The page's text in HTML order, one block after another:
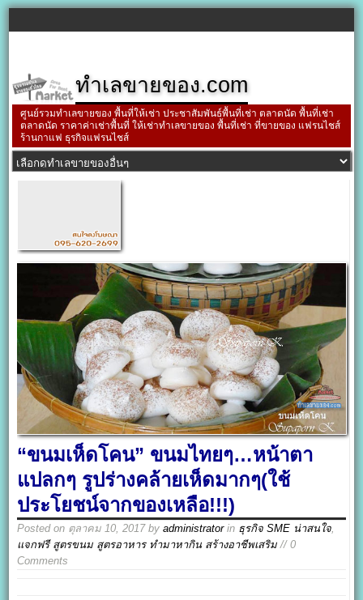
ทำเลขายของ.com
ศูนย์รวมทำเลขายของ พื้นที่ให้เช่า ประชาสัมพันธ์พื้นที่เช่า ตลาดนัด พื้นที่เช่า
ตลาดนัด ราคาค่าเช่าพื้นที่ ให้เช่าทำเลขายของ พื้นที่เช่า ที่ขายของ แฟรนไชส์
ร้านกาแฟ ธุรกิจแฟรนไชส์
“ขนมเห็ดโคน” ขนมไทยๆ…หน้าตา
แปลกๆ รูปร่างคล้ายเห็ดมากๆ(ใช้
ประโยชน์จากของเหลือ!!!)
Posted on ตุลาคม 10, 2017byadministratorin ธุรกิจ SME น่าสนใจ,
แจกฟรี สูตรขนม สูตรอาหาร ทำมาหากิน สร้างอาชีพเสริม // 0
Comments